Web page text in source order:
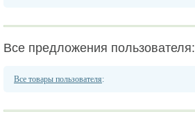
Все предложения пользователя:
Все товары пользователя: